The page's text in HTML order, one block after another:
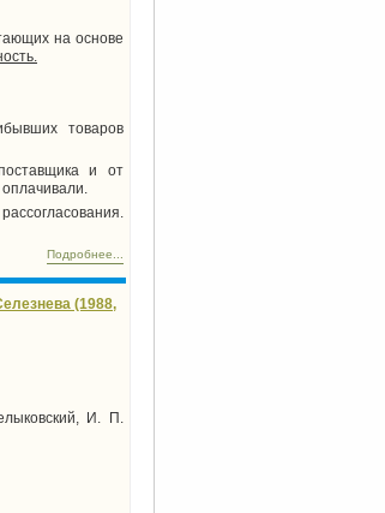
на основе
товаров
и от
Подробнее...
(1988,
И. П.